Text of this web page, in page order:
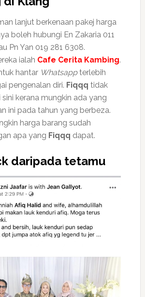
lanjut berkenaan pakej harga
boleh hubungi En Zakaria 011
Pn Yan 019 281 6308.
ialah Cafe Cerita Kambing.
hantar Whatsappterlebih
pengenalan diri. Fiqqq tidak
kerana mungkin ada yang
ini pada tahun yang berbeza.
harga barang sudah
apa yang Fiqqq dapat.
daripada tetamu